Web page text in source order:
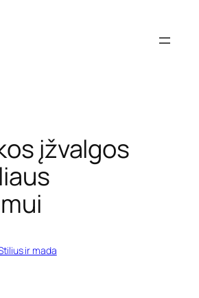
įžvalgos
ir mada